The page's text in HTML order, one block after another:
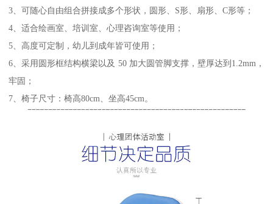
3、可随心自由组合拼接成多个形状，圆形、S形、扇形、C形等；
4、适合绘画室、培训室、心理咨询室等使用；
5、高度可定制，幼儿到成年皆可使用；
6、采用圆形框结构横梁以及 50 加大圆管脚支撑，壁厚达到1.2mm，
牢固；
7、椅子尺寸：椅高80cm、坐高45cm。